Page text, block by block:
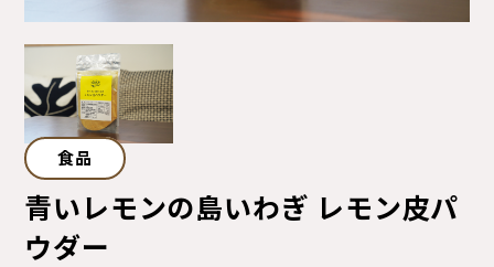
食品
青いレモンの島いわぎ レモン皮パ
ウダー